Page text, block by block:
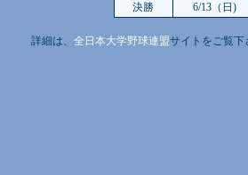
決勝
6/13（日)
詳細は、 全日本大学野球連盟サイトをご覧下